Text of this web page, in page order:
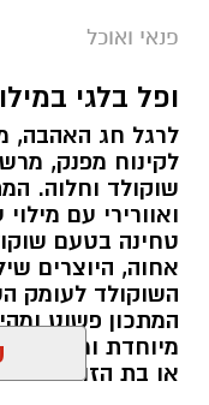
מצרכים (ל-2 מנות)
½ פלפל אדום,
½ פלפל צהוב,
¼ פלפל ירוק,
½ בצל קטן
2 כפות פטרוזיליה קצוצה
2 כפות עירית קצוצה
2 כפות גבינה בולגרית מפוררת (לא חובה)
½ כפית
קורט כורכום
פנאי ואוכל
ופל בלגי
לרגל חג האהבה,
לקינוח מפנק,
שוקולד וחלוה.
ואוורירי עם
טחינה בטעם
אחוה, היוצרים
השוקולד לעומק
המתכון פשוט
מיוחדת ומתאים
או בת הזוג